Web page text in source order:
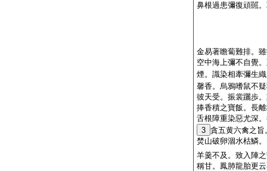
鼻根過患彌復頑嚚
金易著瞻蔔難排。
空中海上彌不自覺
煙。識染相牽彌生
馨香。烏鴉嗜鼠不
彼天受。振裳躧歩
捧香積之寶飯。長
舌根障重染惡尤深
3 貪五黄六禽之
焚山破卵涸水枯鱗
羊羹不及。致入陣
稱甘。鳳肺龍胎更